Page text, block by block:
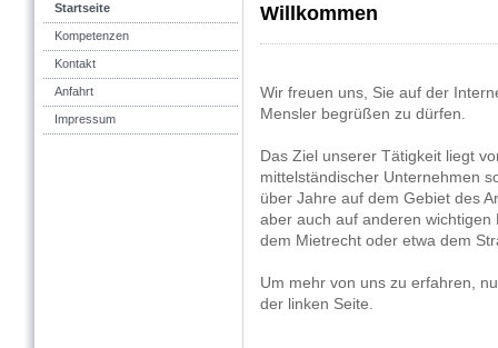
Startseite
Kompetenzen
Kontakt
Anfahrt
Impressum
Willkommen
Wir freuen uns, Sie auf der
Mensler begrüßen zu dürfen.
Das Ziel unserer Tätigkeit liegt
mittelständischer Unternehmen
über Jahre auf dem Gebiet des
aber auch auf anderen
dem Mietrecht oder etwa dem
Um mehr von uns zu erfahren,
der linken Seite.